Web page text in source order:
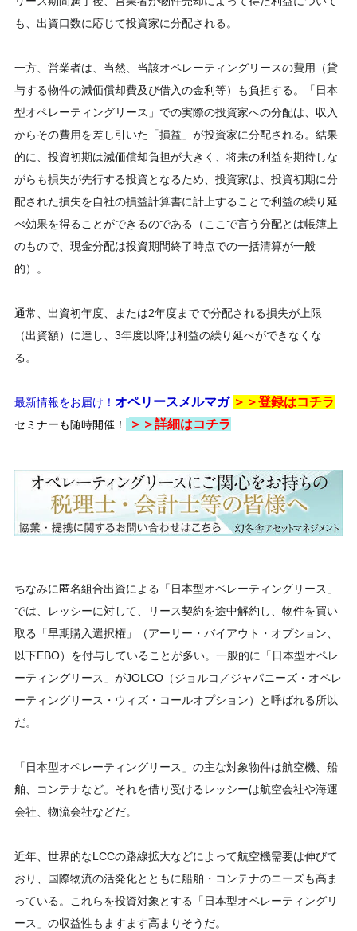
も、出資口数に応じて投資家に分配される。
一方、営業者は、当然、当該オペレーティングリースの費用（貸
与する物件の減価償却費及び借入の金利等）も負担する。「日本
型オペレーティングリース」での実際の投資家への分配は、収入
からその費用を差し引いた「損益」が投資家に分配される。結果
的に、投資初期は減価償却負担が大きく、将来の利益を期待しな
がらも損失が先行する投資となるため、投資家は、投資初期に分
配された損失を自社の損益計算書に計上することで利益の繰り延
べ効果を得ることができるのである（ここで言う分配とは帳簿上
のもので、現金分配は投資期間終了時点での一括清算が一般
的）。
通常、出資初年度、または2年度までで分配される損失が上限
（出資額）に達し、3年度以降は利益の繰り延べができなくな
る。
最新情報をお届け！ オペリースメルマガ ＞＞登録はコチラ
セミナーも随時開催！ ＞＞詳細はコチラ
ちなみに匿名組合出資による「日本型オペレーティングリース」
では、レッシーに対して、リース契約を途中解約し、物件を買い
取る「早期購入選択権」（アーリー・バイアウト・オプション、
以下EBO）を付与していることが多い。一般的に「日本型オペレ
ーティングリース」がJOLCO（ジョルコ／ジャパニーズ・オペレ
ーティングリース・ウィズ・コールオプション）と呼ばれる所以
だ。
「日本型オペレーティングリース」の主な対象物件は航空機、船
舶、コンテナなど。それを借り受けるレッシーは航空会社や海運
会社、物流会社などだ。
近年、世界的なLCCの路線拡大などによって航空機需要は伸びて
おり、国際物流の活発化とともに船舶・コンテナのニーズも高ま
っている。これらを投資対象とする「日本型オペレーティングリ
ース」の収益性もますます高まりそうだ。